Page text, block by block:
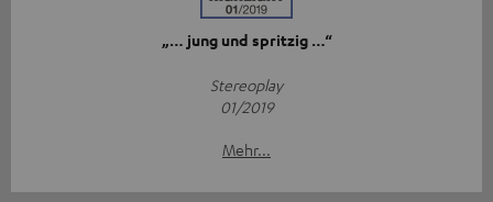
„… jung und spritzig …“
Stereoplay
01/2019
Mehr...